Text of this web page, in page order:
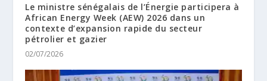
Le ministre sénégalais de l’Énergie participera à
African Energy Week (AEW) 2026 dans un
contexte d’expansion rapide du secteur
pétrolier et gazier
02/07/2026